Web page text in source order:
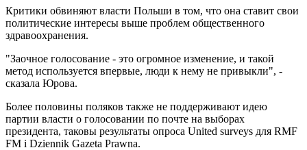
Критики обвиняют власти Польши в том, что она ставит свои
политические интересы выше проблем общественного
здравоохранения.
"Заочное голосование - это огромное изменение, и такой
метод используется впервые, люди к нему не привыкли", -
сказала Юрова.
Более половины поляков также не поддерживают идею
партии власти о голосовании по почте на выборах
президента, таковы результаты опроса United surveys для RMF
FM i Dziennik Gazeta Prawna.